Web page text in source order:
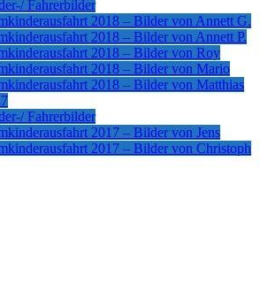
Fahrerbilder
2018 – Bilder von Annett G.
2018 – Bilder von Annett P.
2018 – Bilder von Roy
2018 – Bilder von Mario
2018 – Bilder von Matthias
Fahrerbilder
2017 – Bilder von Jens
2017 – Bilder von Christoph